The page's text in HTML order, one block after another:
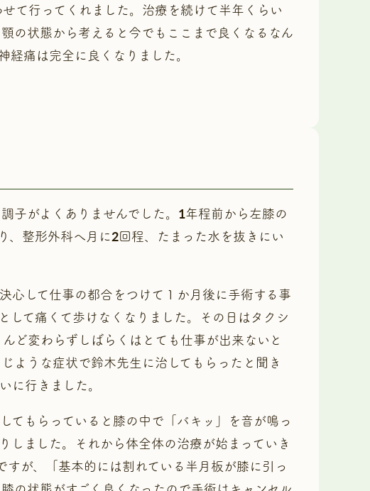
て行ってくれました。治療を続けて半年くらい
の状態から考えると今でもここまで良くなるなん
痛は完全に良くなりました。
子がよくありませんでした。1年程前から左膝の
、整形外科へ月に2回程、たまった水を抜きにい
心して仕事の都合をつけて１か月後に手術する事
して痛くて歩けなくなりました。その日はタクシ
ど変わらずしばらくはとても仕事が出来ないと
ような症状で鈴木先生に治してもらったと聞き
に行きました。
てもらっていると膝の中で「バキッ」を音が鳴っ
しました。それから体全体の治療が始まっていき
が、「基本的には割れている半月板が膝に引っ